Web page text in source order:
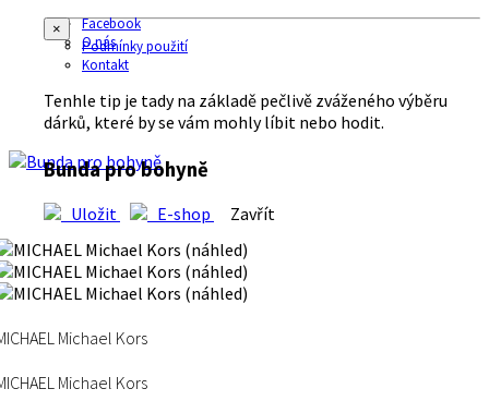
Facebook
O nás
Podmínky použití
Kontakt
×
Tenhle tip je tady na základě pečlivě zváženého výběru
dárků, které by se vám mohly líbit nebo hodit.
Bunda pro bohyně
Uložit E-shop Zavřít
Michael Kors
Michael Kors